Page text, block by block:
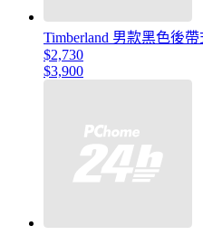
Timberland 男款黑色後
$2,730
$3,900